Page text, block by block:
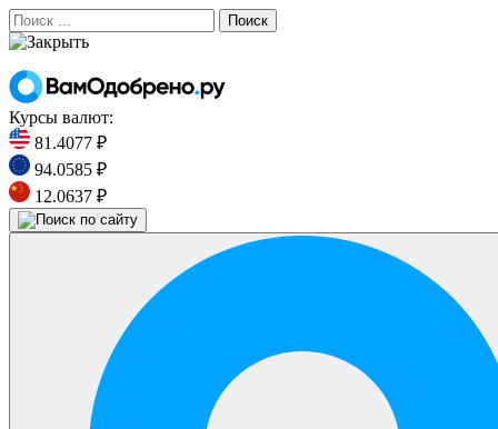
Поиск
Курсы валют:
81.4077 ₽
94.0585 ₽
12.0637 ₽